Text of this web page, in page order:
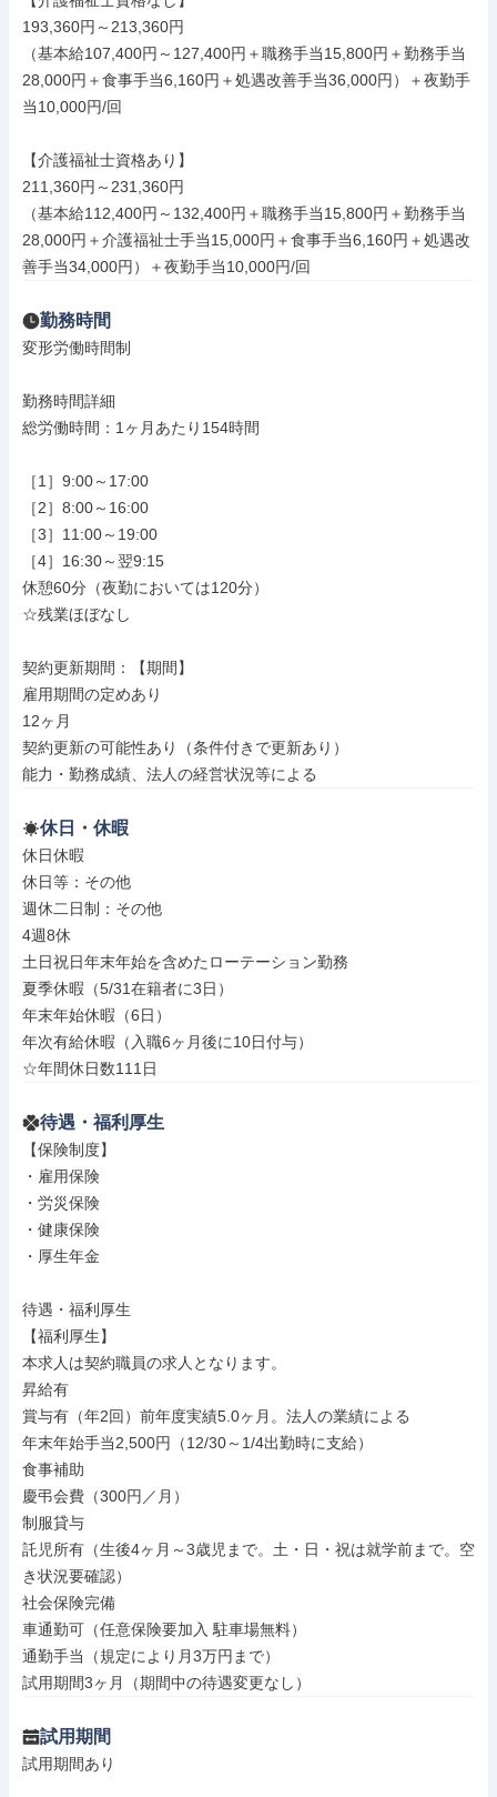
193,360円～213,360円
（基本給107,400円～127,400円＋職務手当15,800円＋勤務手当
28,000円＋食事手当6,160円＋処遇改善手当36,000円）＋夜勤手
当10,000円/回
【介護福祉士資格あり】
211,360円～231,360円
（基本給112,400円～132,400円＋職務手当15,800円＋勤務手当
28,000円＋介護福祉士手当15,000円＋食事手当6,160円＋処遇改
善手当34,000円）＋夜勤手当10,000円/回
勤務時間
変形労働時間制
勤務時間詳細
総労働時間：1ヶ月あたり154時間
［1］9:00～17:00
［2］8:00～16:00
［3］11:00～19:00
［4］16:30～翌9:15
休憩60分（夜勤においては120分）
☆残業ほぼなし
契約更新期間：【期間】
雇用期間の定めあり
12ヶ月
契約更新の可能性あり（条件付きで更新あり）
能力・勤務成績、法人の経営状況等による
休日・休暇
休日休暇
休日等：その他
週休二日制：その他
4週8休
土日祝日年末年始を含めたローテーション勤務
夏季休暇（5/31在籍者に3日）
年末年始休暇（6日）
年次有給休暇（入職6ヶ月後に10日付与）
☆年間休日数111日
待遇・福利厚生
【保険制度】
・雇用保険
・労災保険
・健康保険
・厚生年金
待遇・福利厚生
【福利厚生】
本求人は契約職員の求人となります。
昇給有
賞与有（年2回）前年度実績5.0ヶ月。法人の業績による
年末年始手当2,500円（12/30～1/4出勤時に支給）
食事補助
慶弔会費（300円／月）
制服貸与
託児所有（生後4ヶ月～3歳児まで。土・日・祝は就学前まで。空
き状況要確認）
社会保険完備
車通勤可（任意保険要加入 駐車場無料）
通勤手当（規定により月3万円まで）
試用期間3ヶ月（期間中の待遇変更なし）
試用期間
試用期間あり